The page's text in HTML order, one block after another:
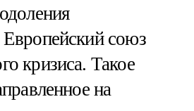
Европейский союз
кризиса. Такое
на